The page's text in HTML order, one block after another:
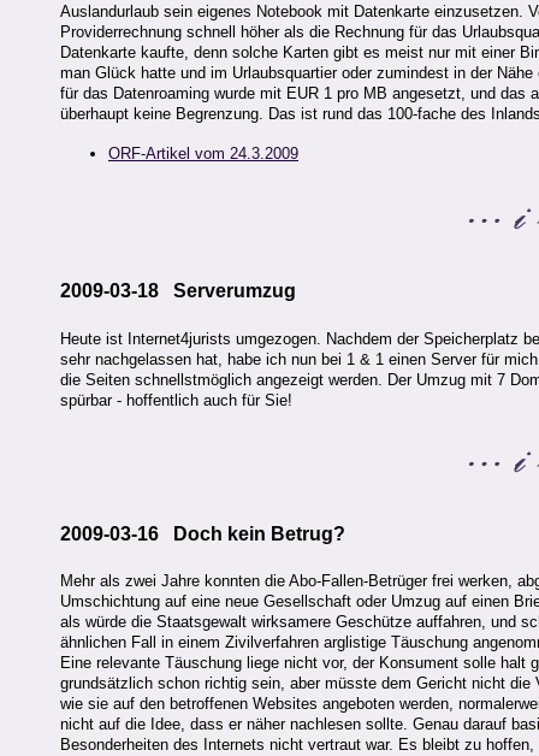
Auslandurlaub sein eigenes Notebook mit Datenkarte einzusetzen.
Providerrechnung schnell höher als die Rechnung für das
Datenkarte kaufte, denn solche Karten gibt es meist nur mit einer
man Glück hatte und im Urlaubsquartier oder zumindest in der
für das Datenroaming wurde mit EUR 1 pro MB angesetzt, und das
überhaupt keine Begrenzung. Das ist rund das 100-fache des
ORF-Artikel vom 24.3.2009
2009-03-18 Serverumzug
Heute ist Internet4jurists umgezogen. Nachdem der Speicherplatz
sehr nachgelassen hat, habe ich nun bei 1 & 1 einen Server für
die Seiten schnellstmöglich angezeigt werden. Der Umzug mit 7
spürbar - hoffentlich auch für Sie!
2009-03-16 Doch kein Betrug?
Mehr als zwei Jahre konnten die Abo-Fallen-Betrüger frei werken,
Umschichtung auf eine neue Gesellschaft oder Umzug auf einen
als würde die Staatsgewalt wirksamere Geschütze auffahren, und
ähnlichen Fall in einem Zivilverfahren arglistige Täuschung
Eine relevante Täuschung liege nicht vor, der Konsument solle
grundsätzlich schon richtig sein, aber müsste dem Gericht nicht
wie sie auf den betroffenen Websites angeboten werden,
nicht auf die Idee, dass er näher nachlesen sollte. Genau darauf
Besonderheiten des Internets nicht vertraut war. Es bleibt zu